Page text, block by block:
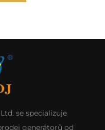
se specializuje
generátorů od